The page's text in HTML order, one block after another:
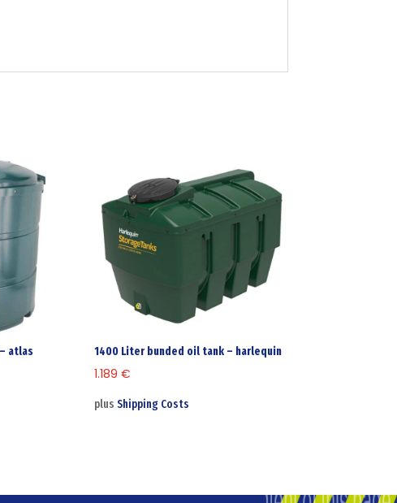
atlas 1400 Liter bunded oil tank – harlequin
1.189€
plusShipping Costs